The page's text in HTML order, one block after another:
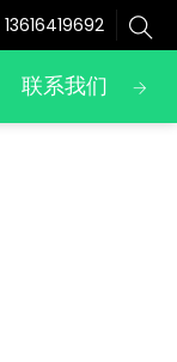
13616419692
联系我们